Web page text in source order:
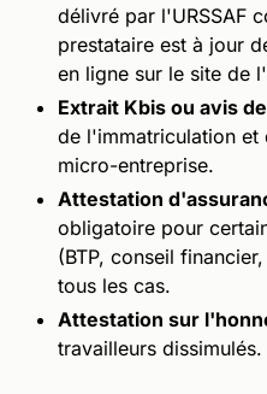
délivré par l'URSSAF
prestataire est à jour
en ligne sur le site de
Extrait Kbis ou avis
de l'immatriculation et
micro-entreprise.
Attestation
obligatoire pour
(BTP, conseil
tous les cas.
Attestation sur
travailleurs dissimulés.